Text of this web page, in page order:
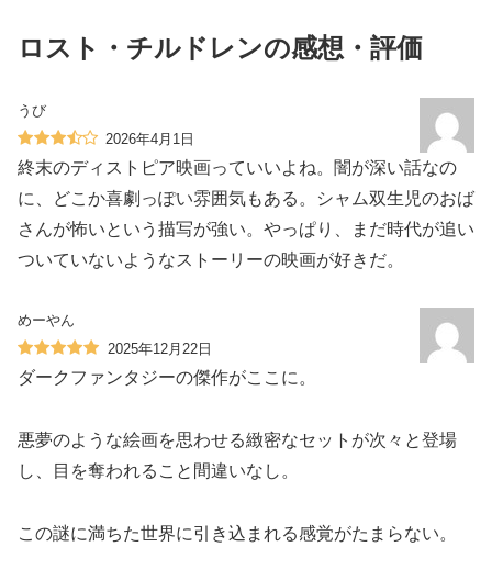
ロスト・チルドレンの感想・評価
うび
2026年4月1日
終末のディストピア映画っていいよね。闇が深い話なの
に、どこか喜劇っぽい雰囲気もある。シャム双生児のおば
さんが怖いという描写が強い。やっぱり、まだ時代が追い
ついていないようなストーリーの映画が好きだ。
めーやん
2025年12月22日
ダークファンタジーの傑作がここに。
悪夢のような絵画を思わせる緻密なセットが次々と登場
し、目を奪われること間違いなし。
この謎に満ちた世界に引き込まれる感覚がたまらない。